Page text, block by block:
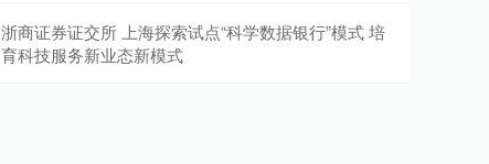
浙商证券证交所 上海探索试点“科学数据银行”模式 培
育科技服务新业态新模式